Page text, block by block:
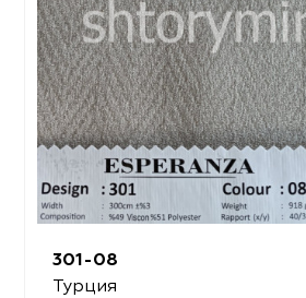
301-08
Турция